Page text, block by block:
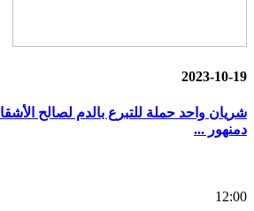
2023-10-19
شريان واحد حملة للتبرع بالدم لصالح
دمنهور ...
12:00